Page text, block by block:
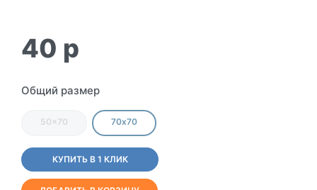
40 p
Общий размер
50x70 70х70
КУПИТЬ В 1 КЛИК